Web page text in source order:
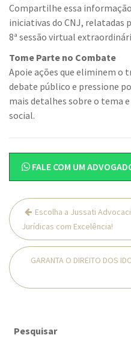
Compartilhe essa
iniciativas do CNJ, relatadas
8ª sessão virtual
Tome Parte no Combate
Apoie ações que eliminem o
debate público e pressione
mais detalhes sobre o tema
social.
FALE COM UM
Navegação
de
Post
Escolha a Jussati
Jurídicas com Excelência!
GARANTA O DIREITO DOS
Pesquisar